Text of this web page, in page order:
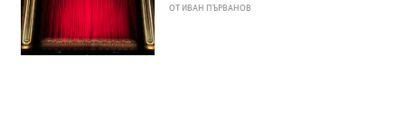
ОТ ИВАН ПЪРВАНОВ